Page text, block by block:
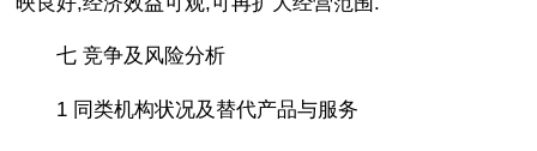
七 竞争及风险分析
1 同类机构状况及替代产品与服务